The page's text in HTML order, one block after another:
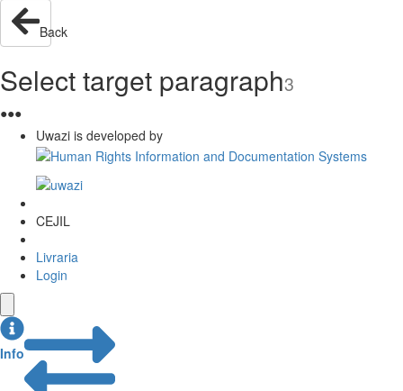
Back
Select target paragraph3
●●●
Uwazi is developed by
CEJIL
Livraria
Login
Info